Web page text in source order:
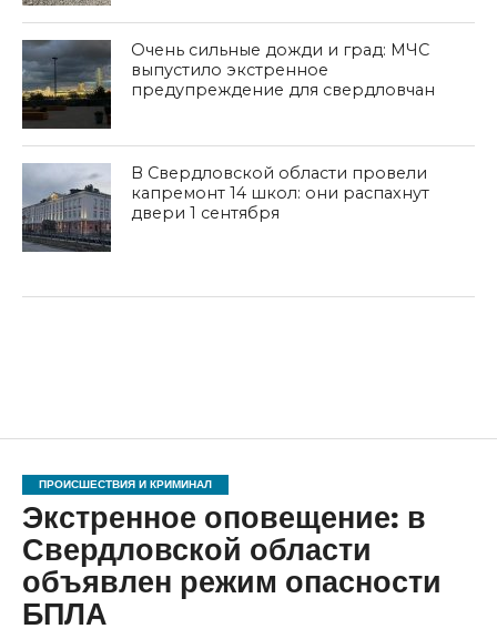
Очень сильные дожди и град: МЧС
выпустило экстренное
предупреждение для свердловчан
В Свердловской области провели
капремонт 14 школ: они распахнут
двери 1 сентября
ПРОИСШЕСТВИЯ И КРИМИНАЛ
Экстренное оповещение: в
Свердловской области
объявлен режим опасности
БПЛА